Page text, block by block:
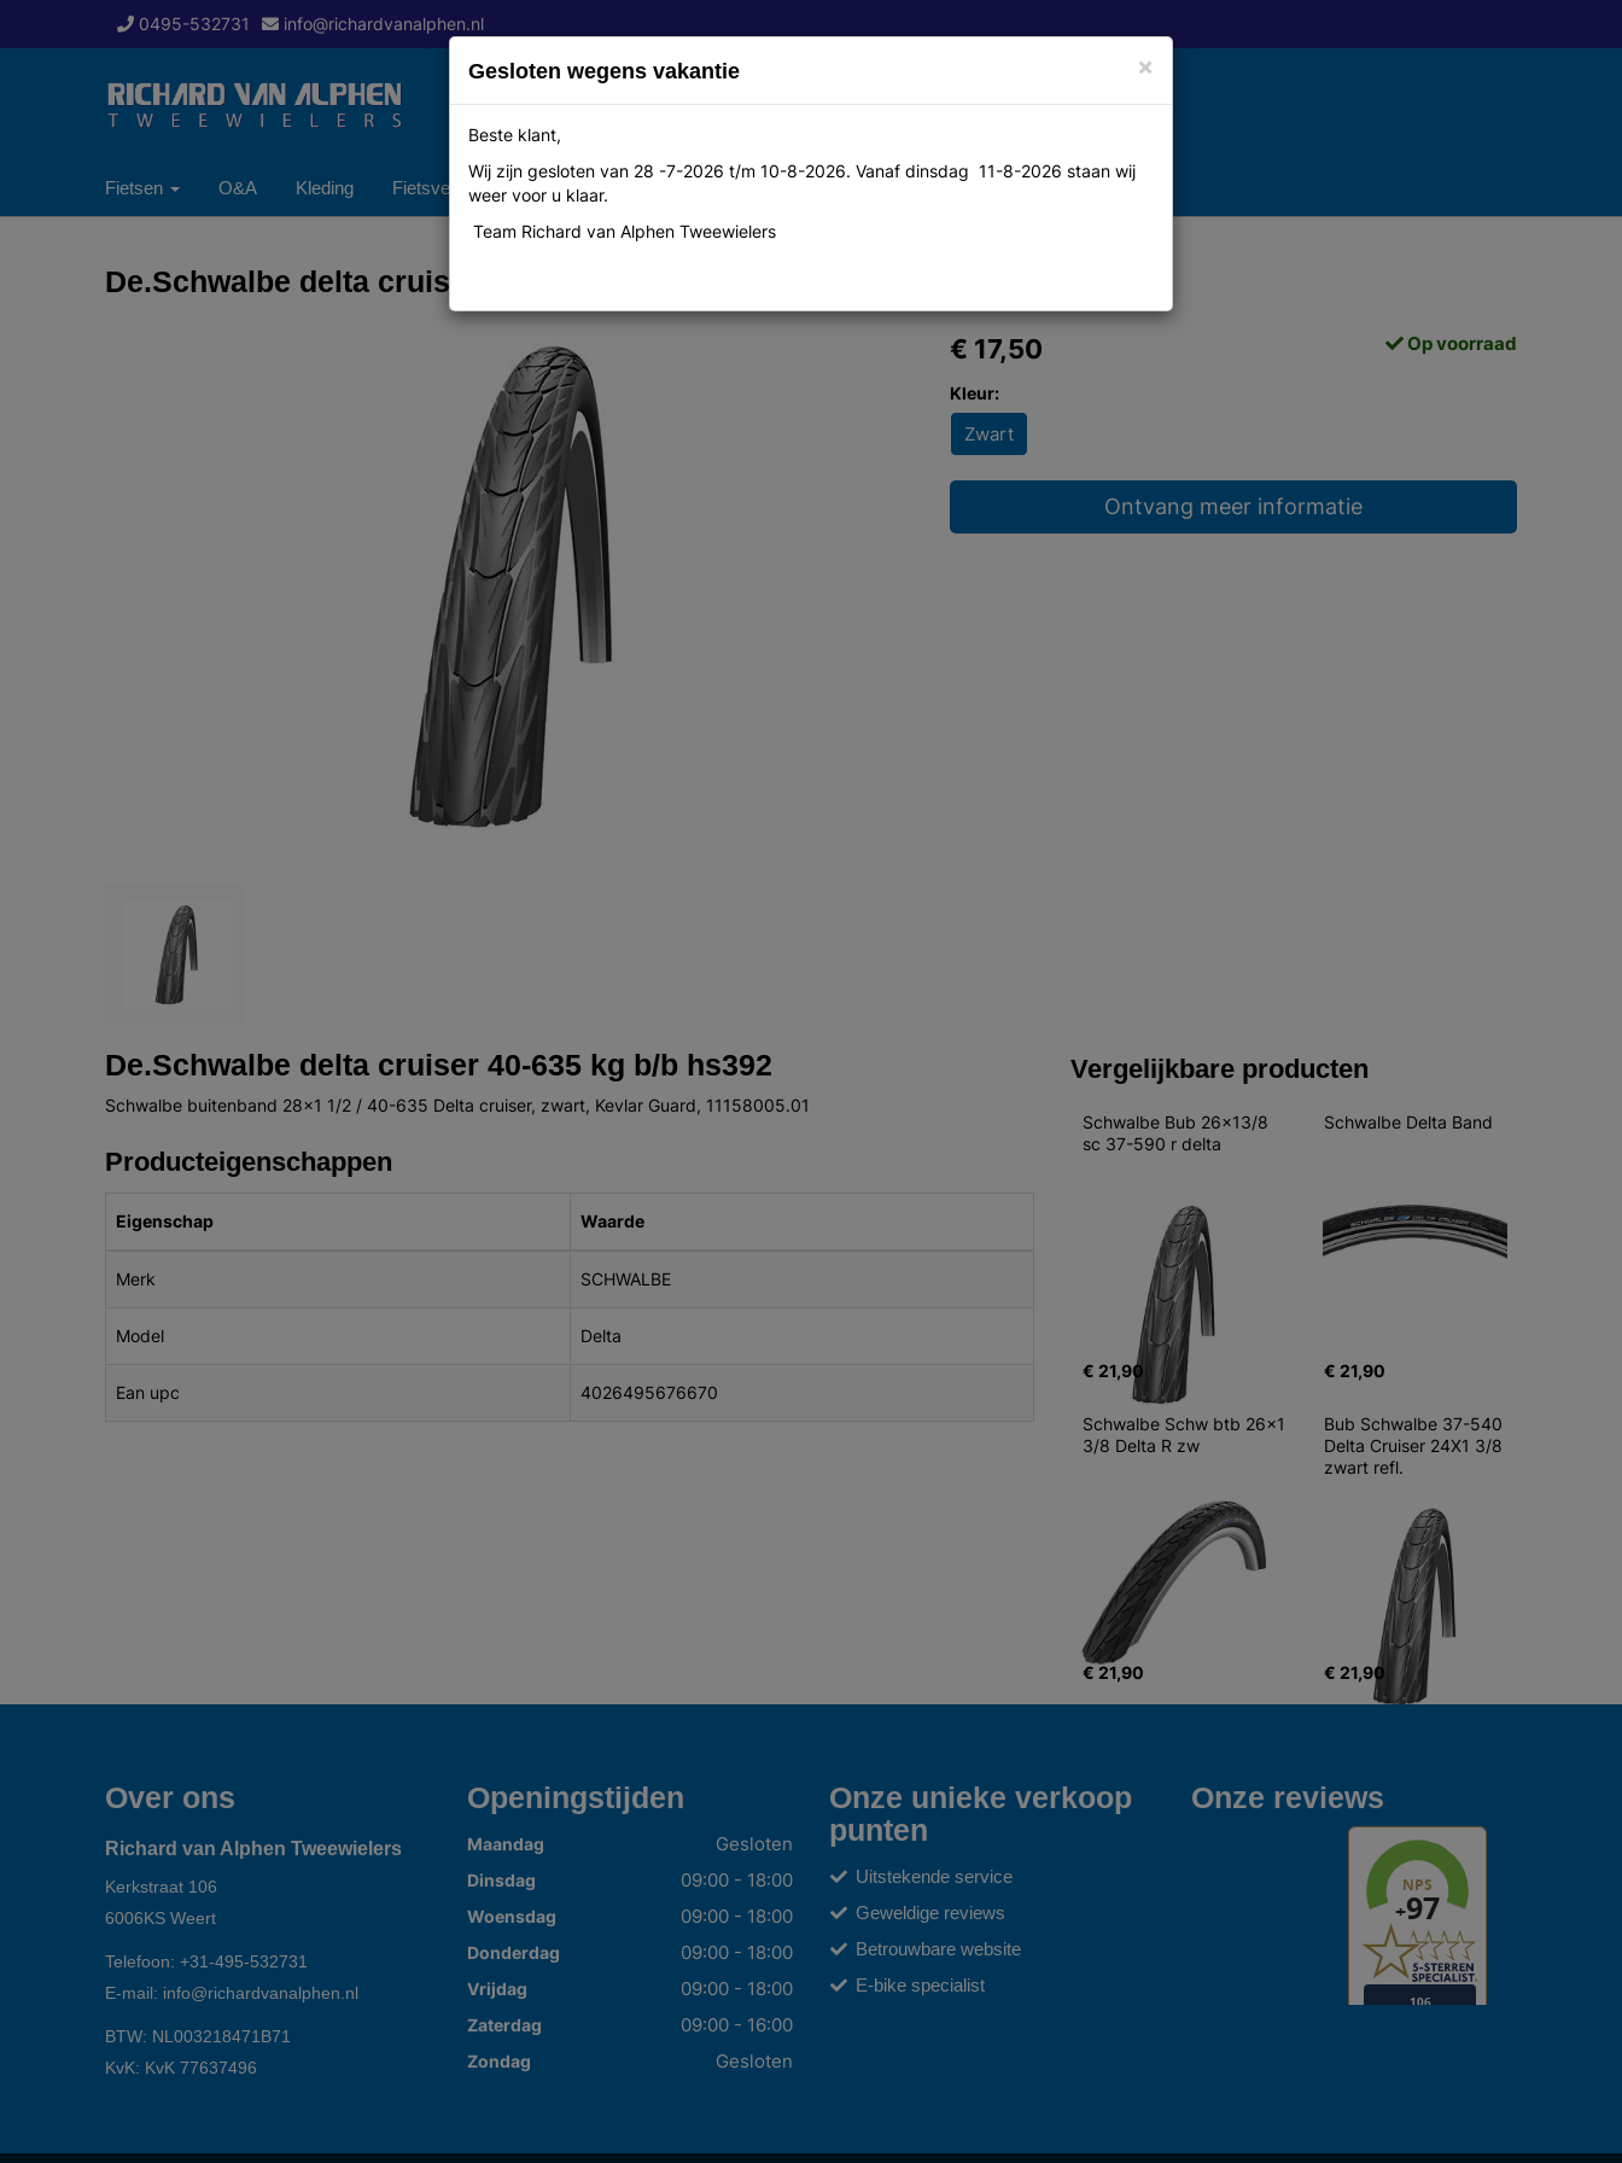
0495-532731 info@richardvanalphen.nl
Fietsen O&A Kleding Fietsverzekering Over ons Contact
De.Schwalbe delta cruiser 40-635 kg b/b hs392
€ 17,50 Op voorraad
Kleur:
Zwart
Ontvang meer informatie
De.Schwalbe delta cruiser 40-635 kg b/b hs392
Schwalbe buitenband 28x1 1/2 / 40-635 Delta cruiser, zwart, Kevlar Guard, 11158005.01
Producteigenschappen
Eigenschap Waarde
Merk SCHWALBE
Model Delta
Ean upc 4026495676670
Vergelijkbare producten
Schwalbe Bub 26x13/8
sc 37-590 r delta
€ 21,90
Schwalbe Delta Band
€ 21,90
Schwalbe Schw btb 26x1
3/8 Delta R zw
€ 21,90
Bub Schwalbe 37-540
Delta Cruiser 24X1 3/8
zwart refl.
€ 21,90
Over ons
Richard van Alphen Tweewielers
Kerkstraat 106
6006KS Weert
Telefoon: +31-495-532731
E-mail: info@richardvanalphen.nl
BTW: NL003218471B71
KvK: KvK 77637496
Openingstijden
Maandag Gesloten
Dinsdag 09:00 - 18:00
Woensdag 09:00 - 18:00
Donderdag 09:00 - 18:00
Vrijdag 09:00 - 18:00
Zaterdag 09:00 - 16:00
Zondag Gesloten
Onze unieke verkoop
punten
Uitstekende service
Geweldige reviews
Betrouwbare website
E-bike specialist
Onze reviews
×
Gesloten wegens vakantie
Beste klant,
Wij zijn gesloten van 28 -7-2026 t/m 10-8-2026. Vanaf dinsdag 11-8-2026 staan wij
weer voor u klaar.
Team Richard van Alphen Tweewielers